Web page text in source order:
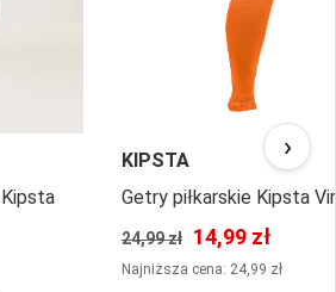
KIPSTA
Getry piłkarskie Kipsta
24,99 zł 14,99 zł
Najniższa cena: 24,99 zł
›